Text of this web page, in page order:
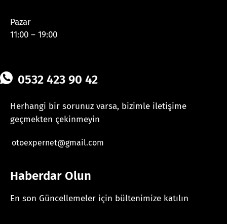
Pazar
11:00 – 19:00
0532 423 90 42
Herhangi bir sorunuz varsa, bizimle iletişime
geçmekten çekinmeyin
otoexpernet@gmail.com
Haberdar Olun
En son Güncellemeler için bültenimize katılın